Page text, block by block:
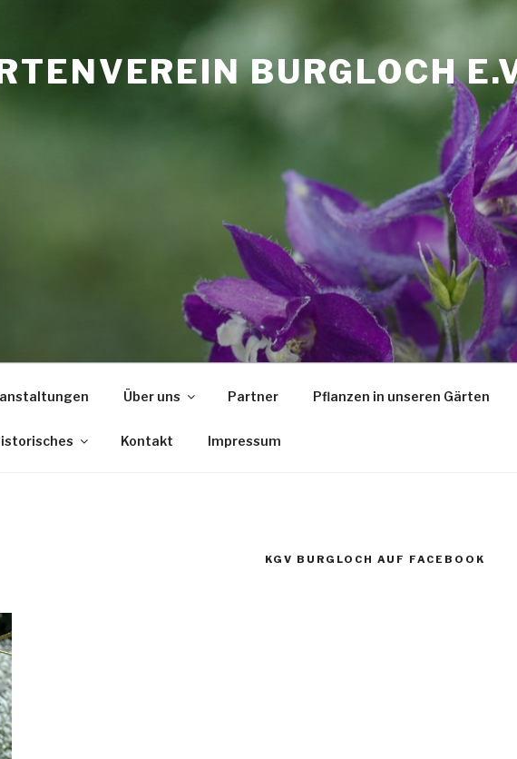
BURGLOCH
Über uns Partner Pflanzen in unseren Gärten
Kontakt Impressum
KGV BURGLOCH AUF FACEBOOK